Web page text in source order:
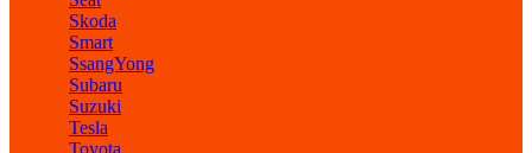
Skoda
Smart
SsangYong
Subaru
Suzuki
Tesla
Toyota